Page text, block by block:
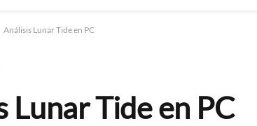
Análisis Lunar Tide en PC
Lunar Tide en PC